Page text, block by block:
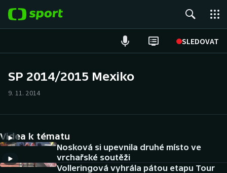
SLEDOVAT
Hokej
Tenis
Atletika
Cyklistika
SP 2014/2015 Mexiko
9. 11. 2014
Videa k tématu
Nosková si upevnila druhé místo ve
vrchařské soutěži
Volleringová vyhrála pátou etapu Tour